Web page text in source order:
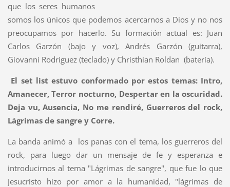
que los seres humanos
somos los únicos que podemos acercarnos a Dios y no nos
preocupamos por hacerlo. Su formación actual es: Juan
Carlos Garzón (bajo y voz), Andrés Garzón (guitarra),
Giovanni Rodriguez (teclado) y Christhian Roldan (batería).
El set list estuvo conformado por estos temas: Intro,
Amanecer, Terror nocturno, Despertar en la oscuridad.
Deja vu, Ausencia, No me rendiré, Guerreros del rock,
Lágrimas de sangre y Corre.
La banda animó a los panas con el tema, los guerreros del
rock, para luego dar un mensaje de fe y esperanza e
introducirnos al tema "Lágrimas de sangre", que fue lo que
Jesucristo hizo por amor a la humanidad, "lágrimas de